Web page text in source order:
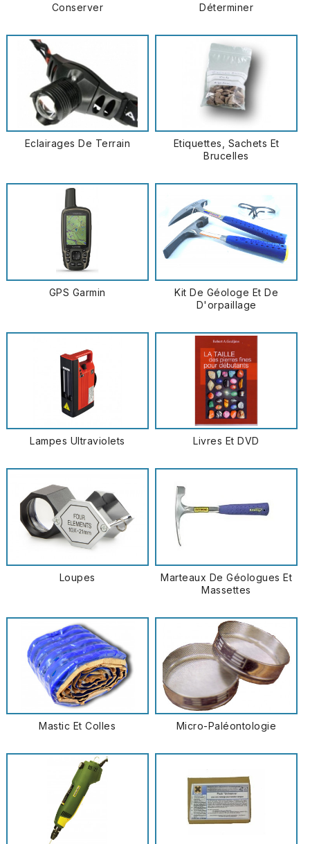
Conserver Déterminer
Eclairages De Terrain
Etiquettes, Sachets Et
Brucelles
GPS Garmin
Kit De Géologe Et De
D'orpaillage
Lampes Ultraviolets Livres Et DVD
Loupes
Marteaux De Géologues Et
Massettes
Mastic Et Colles Micro-Paléontologie